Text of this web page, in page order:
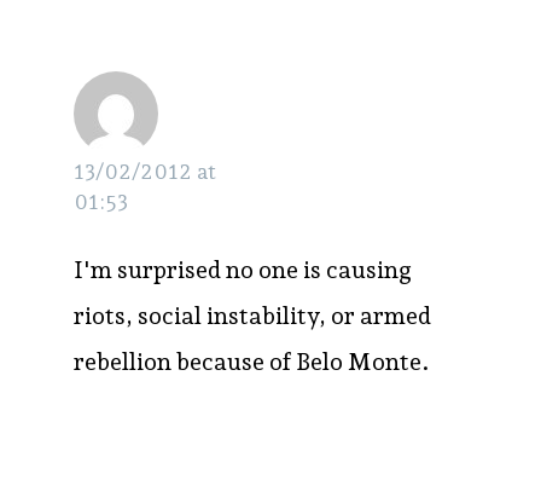
13/02/2012 at
01:53
I'm surprised no one is causing
riots, social instability, or armed
rebellion because of Belo Monte.